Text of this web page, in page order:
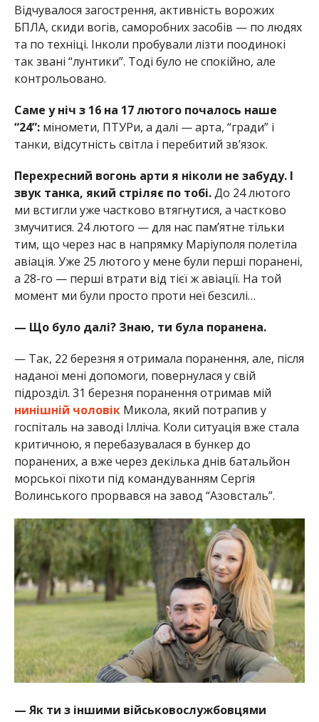
Відчувалося загострення, активність ворожих
БПЛА, скиди вогів, саморобних засобів — по людях
та по техніці. Інколи пробували лізти поодинокі
так звані “лунтики”. Тоді було не спокійно, але
контрольовано.
Саме у ніч з 16 на 17 лютого почалось наше
“24”: міномети, ПТУРи, а далі — арта, “гради” і
танки, відсутність світла і перебитий звʼязок.
Перехресний вогонь арти я ніколи не забуду. І
звук танка, який стріляє по тобі.До 24 лютого
ми встигли уже частково втягнутися, а частково
змучитися. 24 лютого — для нас памʼятне тільки
тим, що через нас в напрямку Маріуполя полетіла
авіація. Уже 25 лютого у мене були перші поранені,
а 28-го — перші втрати від тієї ж авіації. На той
момент ми були просто проти неї безсилі…
— Що було далі? Знаю, ти була поранена.
— Так, 22 березня я отримала поранення, але, після
наданої мені допомоги, повернулася у свій
підрозділ. 31 березня поранення отримав мій
нинішній чоловікМикола, який потрапив у
госпіталь на заводі Ілліча. Коли ситуація вже стала
критичною, я перебазувалася в бункер до
поранених, а вже через декілька днів батальйон
морської піхоти під командуванням Сергія
Волинського прорвався на завод “Азовсталь”.
— Як ти з іншими військовослужбовцями